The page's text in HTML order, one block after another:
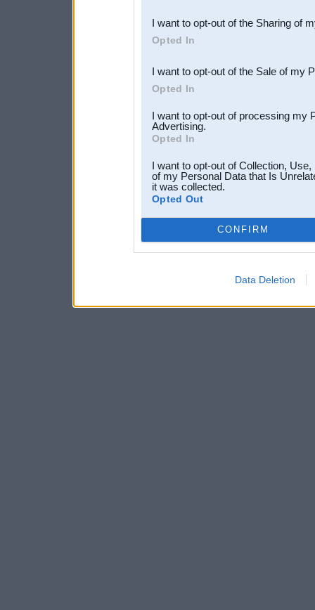
Downstream Participants
third parties.
I want to opt-out of the Sharing of
Opted In
I want to opt-out of the Sale of my
Opted In
I want to opt-out of processing my
Advertising.
Opted In
I want to opt-out of Collection,
of my Personal Data that Is
it was collected.
Opted Out
CONFIRM
Data Deletion